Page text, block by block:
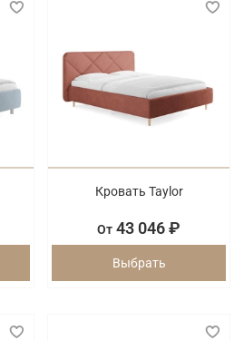
Кровать Taylor
От 43 046 ₽
Выбрать